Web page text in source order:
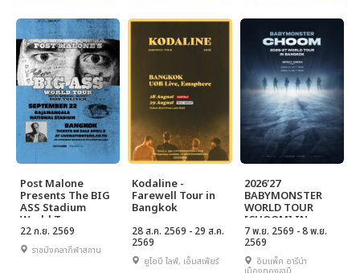
Post Malone
Presents The BIG
ASS Stadium
World Tour
22 ก.ย. 2569
ราชมังคลากีฬาสถาน
Kodaline -
Farewell Tour in
Bangkok
28 ส.ค. 2569 - 29 ส.ค.
2569
ยูโอบี ไลฟ์, เอ็มสเฟียร์
2026'27
BABYMONSTER
WORLD TOUR
[CHOOM] IN
BANGKOK
7 พ.ย. 2569 - 8 พ.ย.
2569
อิมแพ็ค อารีน่า